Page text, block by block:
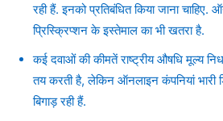
रही हैं. इनको प्रतिबंधित किया जाना
प्रिस्क्रिप्शन के इस्तेमाल का भी खतरा है.
कई दवाओं की कीमतें राष्ट्रीय औषधि मूल्य
तय करती है, लेकिन ऑनलाइन कंपनियां भारी
बिगाड़ रही हैं.